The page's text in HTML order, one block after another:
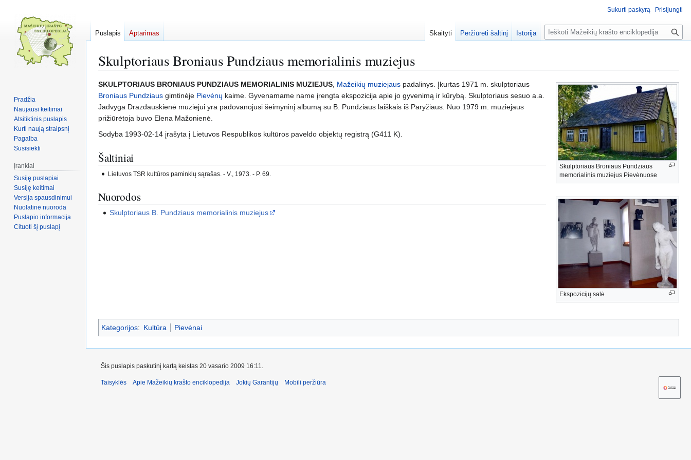
Skulptoriaus Broniaus Pundziaus memorialinis muziejus
Pereiti
į
navigaciją
Jump
to
search
Skulptoriaus Broniaus Pundziaus
memorialinis muziejus Pievėnuose
Ekspozicijų salė
SKULPTORIAUS BRONIAUS PUNDZIAUS MEMORIALINIS MUZIEJUS, Mažeikių muziejauspadalinys. Įkurtas 1971 m. skulptoriaus
Broniaus Pundziausgimtinėje Pievėnų kaime. Gyvenamame name įrengta ekspozicija apie jo gyvenimą ir kūrybą. Skulptoriaus sesuo a.a.
Jadvyga Drazdauskienė muziejui yra padovanojusi šeimyninį albumą su B. Pundziaus laiškais iš Paryžiaus. Nuo 1979 m. muziejaus
prižiūrėtoja buvo Elena Mažonienė.
Sodyba 1993-02-14 įrašyta į Lietuvos Respublikos kultūros paveldo objektų registrą (G411 K).
Šaltiniai
Lietuvos TSR kultūros paminklų sąrašas. - V., 1973. - P. 69.
Nuorodos
Skulptoriaus B. Pundziaus memorialinis muziejus
Kategorijos: Kultūra Pievėnai
Sukurti paskyrą Prisijungti
Puslapis Aptarimas Skaityti Peržiūrėti šaltinį Istorija
P
a
Pradžia
Naujausi keitimai
Atsitiktinis puslapis
Kurti naują straipsnį
Pagalba
Susisiekti
Įrankiai
Susiję puslapiai
Susiję keitimai
Versija spausdinimui
Nuolatinė nuoroda
Puslapio informacija
Cituoti šį puslapį
Šis puslapis paskutinį kartą keistas 20 vasario 2009 16:11.
Taisyklės Apie Mažeikių krašto enciklopedija Jokių Garantijų Mobili peržiūra